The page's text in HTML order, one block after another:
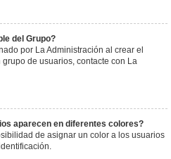
del Grupo?
por La Administración al crear el
de usuarios, contacte con La
aparecen en diferentes colores?
de asignar un color a los usuarios